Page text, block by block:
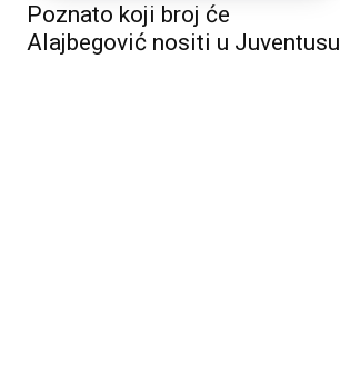
Poznato koji broj će
Alajbegović nositi u Juventusu